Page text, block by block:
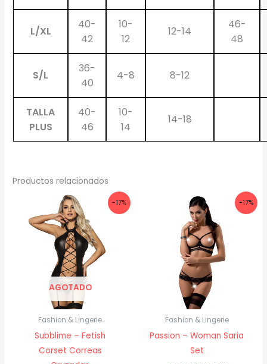
L/XL
40-
42
10-
12
12-14
46-
48
S/L
36-
40
4-8 8-12
TALLA
PLUS
40-
46
10-
14
14-18
Productos relacionados
-17%
AGOTADO
Fashion & Lingerie
Subblime – Fetish
Corset Correas
-17%
Fashion & Lingerie
Passion – Woman Saria
Set